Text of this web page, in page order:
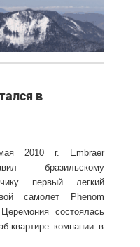
в
2010 г. Embraer
бразильскому
первый легкий
самолет Phenom
состоялась
квартире компании в